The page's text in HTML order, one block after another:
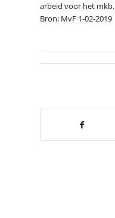
arbeid voor het mkb.
Bron: MvF 1-02-2019